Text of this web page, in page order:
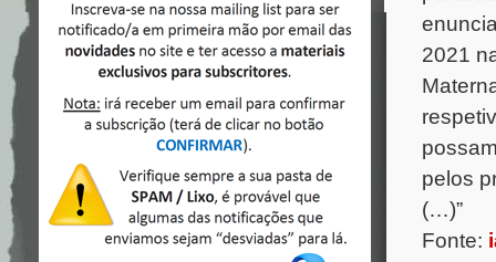
2021
pelos
(…)”
Fonte: